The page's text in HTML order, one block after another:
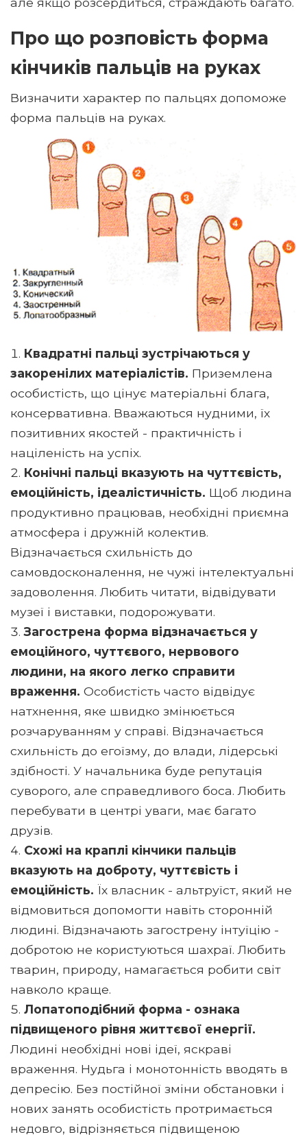
Про що розповість форма
кінчиків пальців на руках
Визначити характер по пальцях допоможе
форма пальців на руках.
Квадратні пальці зустрічаються у
закоренілих матеріалістів. Приземлена
особистість, що цінує матеріальні блага,
консервативна. Вважаються нудними, їх
позитивних якостей - практичність і
націленість на успіх.
Конічні пальці вказують на чуттєвість,
емоційність, ідеалістичність. Щоб людина
продуктивно працював, необхідні приємна
атмосфера і дружній колектив.
Відзначається схильність до
самовдосконалення, не чужі інтелектуальні
задоволення. Любить читати, відвідувати
музеї і виставки, подорожувати.
Загострена форма відзначається у
емоційного, чуттєвого, нервового
людини, на якого легко справити
враження. Особистість часто відвідує
натхнення, яке швидко змінюється
розчаруванням у справі. Відзначається
схильність до егоїзму, до влади, лідерські
здібності. У начальника буде репутація
суворого, але справедливого боса. Любить
перебувати в центрі уваги, має багато
друзів.
Схожі на краплі кінчики пальців
вказують на доброту, чуттєвість і
емоційність. Їх власник - альтруїст, який не
відмовиться допомогти навіть сторонній
людині. Відзначають загострену інтуїцію -
добротою не користуються шахраї. Любить
тварин, природу, намагається робити світ
навколо краще.
Лопатоподібний форма - ознака
підвищеного рівня життєвої енергії.
Людині необхідні нові ідеї, яскраві
враження. Нудьга і монотонність вводять в
депресію. Без постійної зміни обстановки і
нових занять особистість протримається
недовго, відрізняється підвищеною